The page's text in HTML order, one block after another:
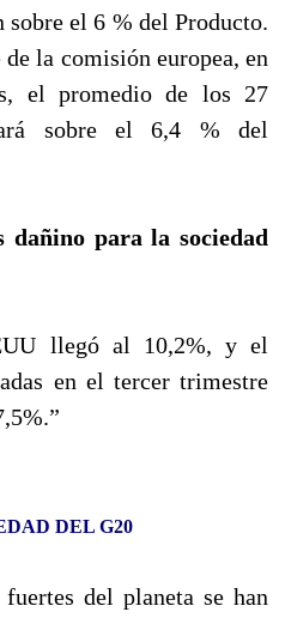
sobre el 6 % del Producto.
la comisión europea, en
el promedio de los 27
sobre el 6,4 % del
dañino para la sociedad
llegó al 10,2%, y el
en el tercer trimestre
DEL G20
del planeta se han